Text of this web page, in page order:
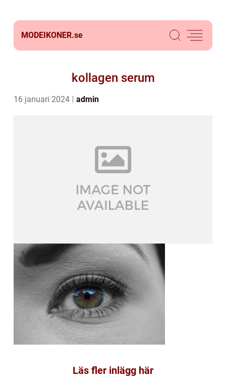
MODEIKONER.se
kollagen serum
16 januari 2024 admin
Läs fler inlägg här